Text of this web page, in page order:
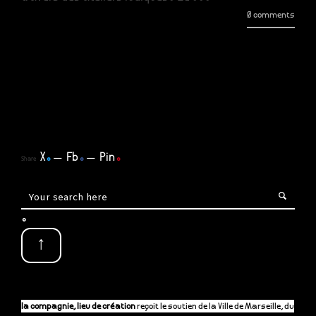
0 comments
Share X. Fb. Pin.
.
↑
la compagnie, lieu de créationreçoit le soutien de la Ville de Marseille, du